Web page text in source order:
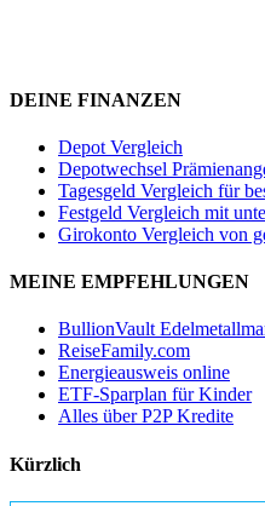
DEINE FINANZEN
Depot Vergleich
Depotwechsel
Tagesgeld Vergleich für
Festgeld Vergleich mit
Girokonto Vergleich von
MEINE EMPFEHLUNGEN
BullionVault
ReiseFamily.com
Energieausweis online
ETF-Sparplan für Kinder
Alles über P2P Kredite
Kürzlich